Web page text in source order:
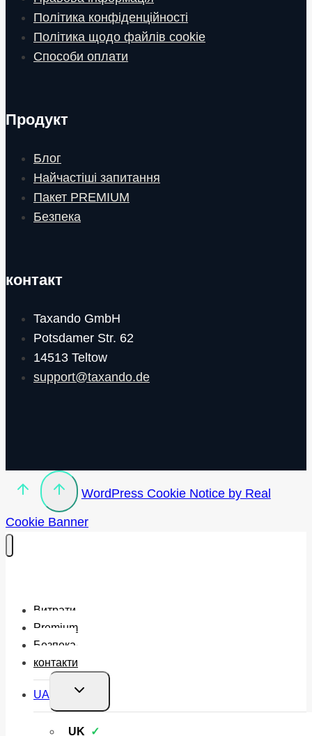
Політика конфіденційності
Політика щодо файлів cookie
Способи оплати
Продукт
Блог
Найчастіші запитання
Пакет PREMIUM
Безпека
контакт
Taxando GmbH
Potsdamer Str. 62
14513 Teltow
support@taxando.de
WordPress Cookie Notice by Real
Cookie Banner
Витрати
Premium
Безпека
контакти
UA
Перемкнути
нащадка
UK